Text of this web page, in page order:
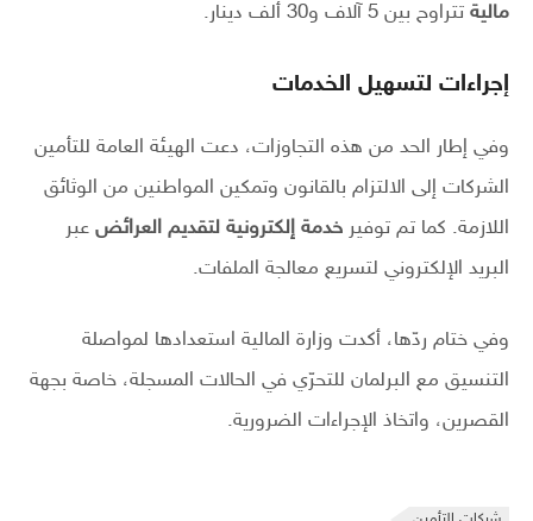
مالية تتراوح بين 5 آلاف و30 ألف دينار.
إجراءات لتسهيل الخدمات
وفي إطار الحد من هذه التجاوزات، دعت الهيئة العامة للتأمين
الشركات إلى الالتزام بالقانون وتمكين المواطنين من الوثائق
اللازمة. كما تم توفير خدمة إلكترونية لتقديم العرائض عبر
البريد الإلكتروني لتسريع معالجة الملفات.
وفي ختام ردّها، أكدت وزارة المالية استعدادها لمواصلة
التنسيق مع البرلمان للتحرّي في الحالات المسجلة، خاصة بجهة
القصرين، واتخاذ الإجراءات الضرورية.